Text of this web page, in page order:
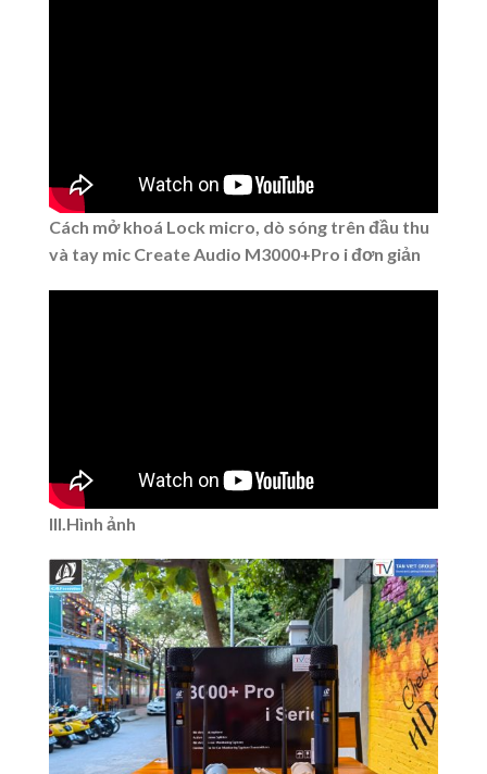
Cách mở khoá Lock micro, dò sóng trên đầu thu
và tay mic Create Audio M3000+Pro i đơn giản
III.Hình ảnh